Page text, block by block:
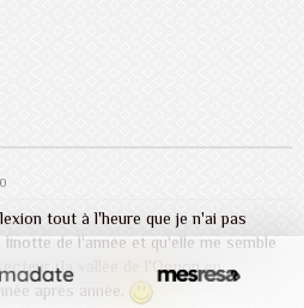
tout à l'heure que je n'ai pas
de l'année et qu'elle me semble
(la vallée de l'Ognon en
après année.